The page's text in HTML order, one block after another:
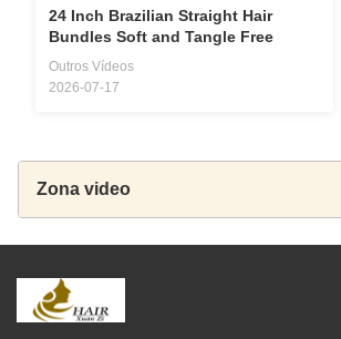
24 Inch Brazilian Straight Hair
Bundles Soft and Tangle Free
Outros Vídeos
2026-07-17
Zona video
Peruca